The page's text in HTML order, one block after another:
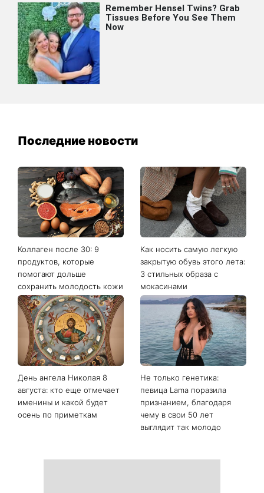
Последние новости
Коллаген после 30: 9
продуктов, которые
помогают дольше
сохранить молодость кожи
Как носить самую легкую
закрытую обувь этого лета:
3 стильных образа с
мокасинами
День ангела Николая 8
августа: кто еще отмечает
именины и какой будет
осень по приметкам
Не только генетика:
певица Lama поразила
признанием, благодаря
чему в свои 50 лет
выглядит так молодо